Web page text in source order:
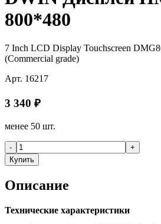
800*480
7 Inch LCD Display Touchscreen
(Commercial grade)
Арт. 16217
3 340 ₽
менее 50 шт.
-
+
Купить
Описание
Технические характеристики